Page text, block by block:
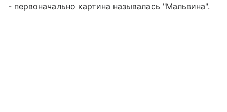
- первоначально картина называлась "Мальвина".